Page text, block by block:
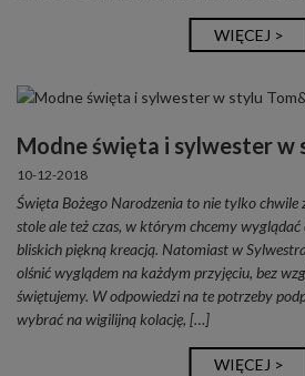
WIĘCEJ >
Modne święta i sylwester w
10-12-2018
Święta Bożego Narodzenia to nie tylko
stole ale też czas, w którym chcemy
bliskich piękną kreacją. Natomiast w
olśnić wyglądem na każdym przyjęciu, bez
świętujemy. W odpowiedzi na te potrzeby
wybrać na wigilijną kolację, […]
WIĘCEJ >